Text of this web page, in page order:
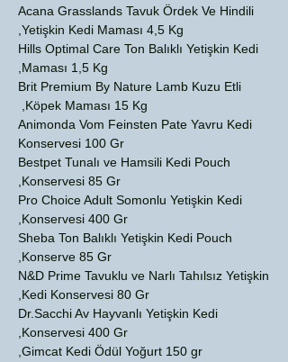
Acana Grasslands Tavuk Ördek Ve Hindili
Yetişkin Kedi Maması 4,5 Kg,
Hills Optimal Care Ton Balıklı Yetişkin Kedi
Maması 1,5 Kg,
Brit Premium By Nature Lamb Kuzu Etli
Köpek Maması 15 Kg,
Animonda Vom Feinsten Pate Yavru Kedi
Konservesi 100 Gr
Bestpet Tunalı ve Hamsili Kedi Pouch
Konservesi 85 Gr,
Pro Choice Adult Somonlu Yetişkin Kedi
Konservesi 400 Gr,
Sheba Ton Balıklı Yetişkin Kedi Pouch
Konserve 85 Gr,
N&D Prime Tavuklu ve Narlı Tahılsız Yetişkin
Kedi Konservesi 80 Gr,
Dr.Sacchi Av Hayvanlı Yetişkin Kedi
Konservesi 400 Gr,
Gimcat Kedi Ödül Yoğurt 150 gr,